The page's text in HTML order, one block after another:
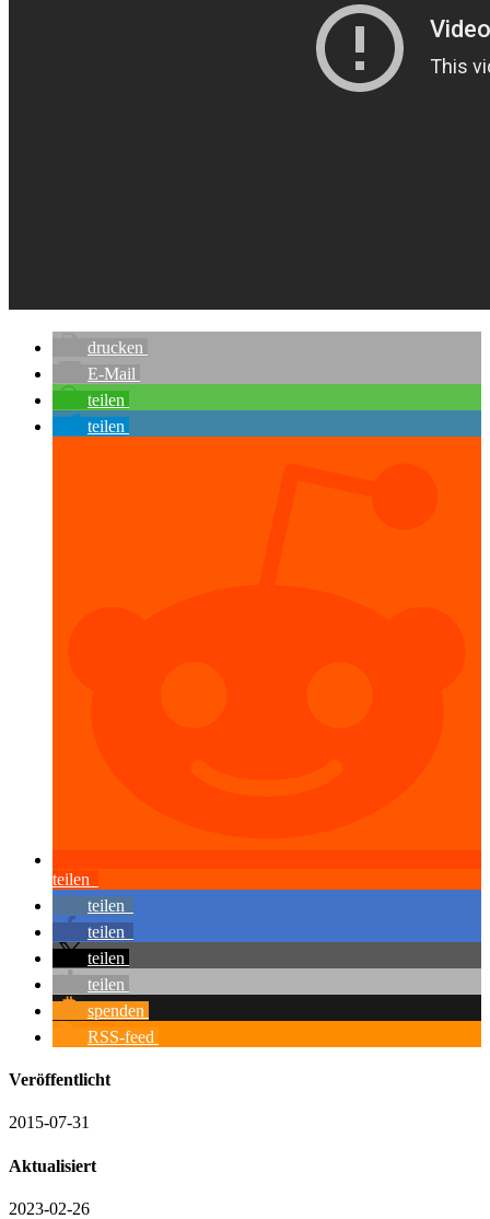
drucken
E-Mail
teilen
teilen
teilen
teilen
teilen
teilen
teilen
spenden
RSS-feed
Veröffentlicht
2015-07-31
Aktualisiert
2023-02-26